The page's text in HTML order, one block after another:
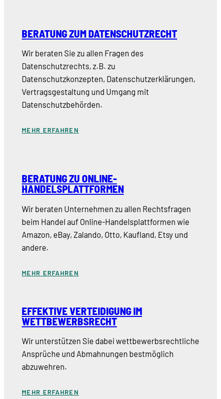
BERATUNG ZUM DATENSCHUTZRECHT
Wir beraten Sie zu allen Fragen des
Datenschutzrechts, z.B. zu
Datenschutzkonzepten, Datenschutzerklärungen,
Vertragsgestaltung und Umgang mit
Datenschutzbehörden.
MEHR ERFAHREN
BERATUNG ZU ONLINE-
HANDELSPLATTFORMEN
Wir beraten Unternehmen zu allen Rechtsfragen
beim Handel auf Online-Handelsplattformen wie
Amazon, eBay, Zalando, Otto, Kaufland, Etsy und
andere.
MEHR ERFAHREN
EFFEKTIVE VERTEIDIGUNG IM
WETTBEWERBSRECHT
Wir unterstützen Sie dabei wettbewerbsrechtliche
Ansprüche und Abmahnungen bestmöglich
abzuwehren.
MEHR ERFAHREN